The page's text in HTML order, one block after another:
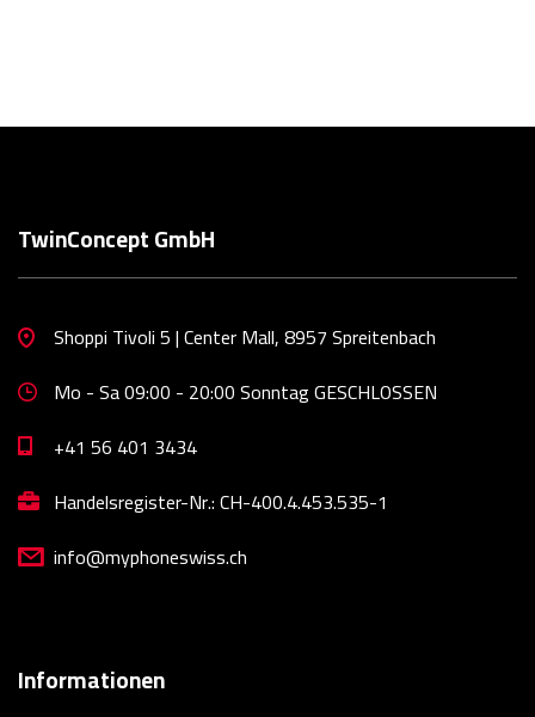
TwinConcept GmbH
Shoppi Tivoli 5 | Center Mall, 8957 Spreitenbach
Mo - Sa 09:00 - 20:00 Sonntag GESCHLOSSEN
+41 56 401 3434
Handelsregister-Nr.: CH-400.4.453.535-1
info@myphoneswiss.ch
Informationen